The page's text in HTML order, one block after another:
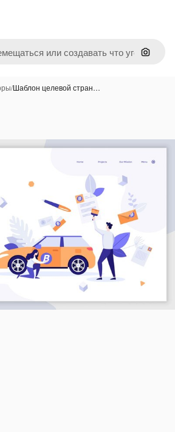
Поиск
/Шаблон целевой стран…